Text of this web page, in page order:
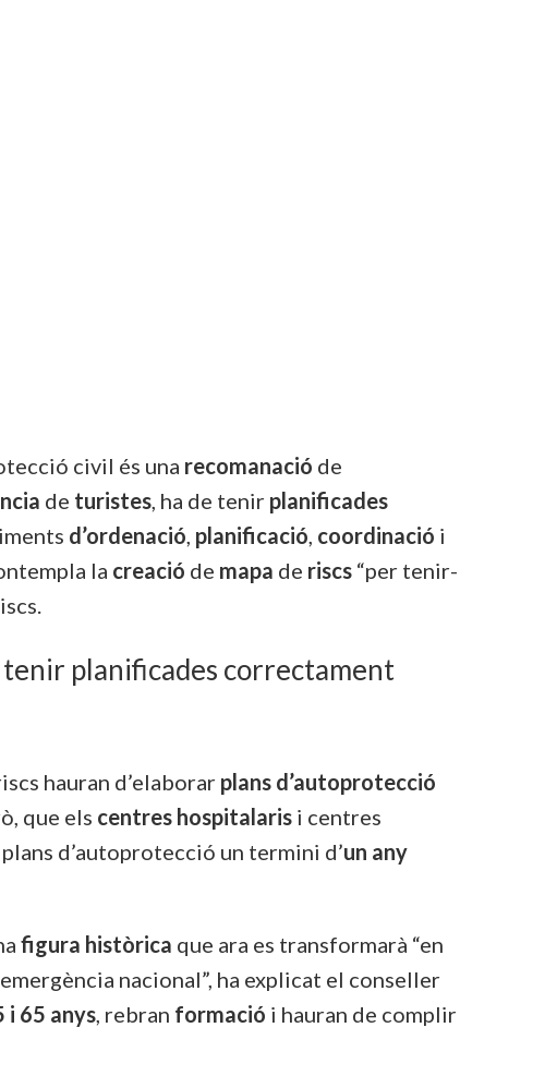
civil és una recomanació de
de turistes, ha de tenir planificades
d’ordenació, planificació, coordinació i
la creació de mapa de riscs “per tenir-
tenir planificades correctament
hauran d’elaborar plans d’autoprotecció
que els centres hospitalaris i centres
d’autoprotecció un termini d’un any
figura històrica que ara es transformarà “en
nacional”, ha explicat el conseller
i 65 anys, rebran formació i hauran de complir